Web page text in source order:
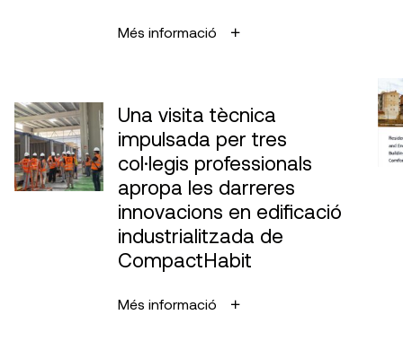
Més informació
Una visita tècnica
impulsada per tres
col·legis professionals
apropa les darreres
innovacions en edificació
industrialitzada de
CompactHabit
Més informació